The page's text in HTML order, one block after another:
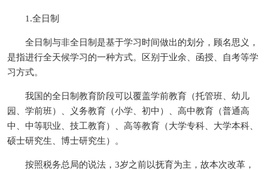
1.全日制
全日制与非全日制是基于学习时间做出的划分，顾名思义，
是指进行全天候学习的一种方式。区别于业余、函授、自考等学
习方式。
我国的全日制教育阶段可以覆盖学前教育（托管班、幼儿
园、学前班）、义务教育（小学、初中）、高中教育（普通高
中、中等职业、技工教育）、高等教育（大学专科、大学本科、
硕士研究生、博士研究生）。
按照税务总局的说法，3岁之前以抚育为主，故本次改革，